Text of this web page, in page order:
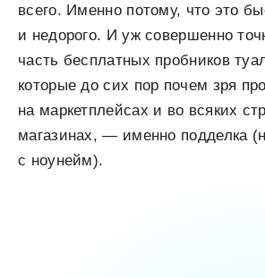
всего. Именно потому, что это
и недорого. И уж совершенно
часть бесплатных пробников
которые до сих пор почем зря
на маркетплейсах и во всяких
магазинах, — именно подделка
с ноунейм).